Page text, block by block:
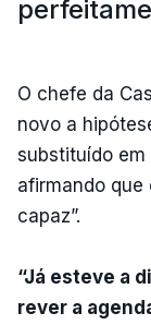
O chefe da
novo a
substituído
afirmando que
capaz”.
“Já esteve a
rever a